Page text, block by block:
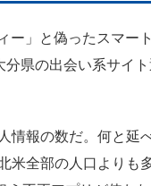
」と偽ったスマー
県の出会い系サイ
情報の数だ。何と延
米全部の人口よりも